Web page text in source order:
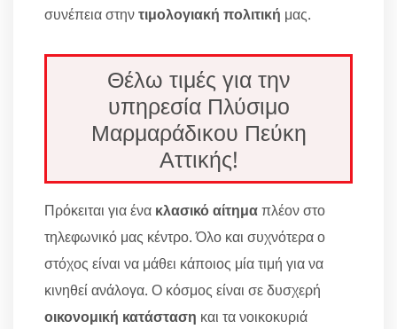
συνέπεια στηντιμολογιακή πολιτική μας.
Θέλω τιμές για την
υπηρεσία Πλύσιμο
Μαρμαράδικου Πεύκη
Αττικής!
Πρόκειται για ένα κλασικό αίτημαπλέον στο
τηλεφωνικό μας κέντρο. Όλο και συχνότερα ο
στόχος είναι να μάθει κάποιος μία τιμή για να
κινηθεί ανάλογα. Ο κόσμος είναι σε δυσχερή
οικονομική κατάσταση και τα νοικοκυριά